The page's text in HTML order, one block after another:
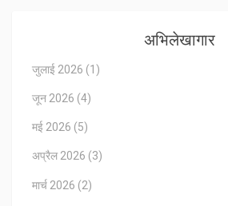
अभिलेखागार
जुलाई 2026 (1)
जून 2026 (4)
मई 2026 (5)
अप्रैल 2026 (3)
मार्च 2026 (2)